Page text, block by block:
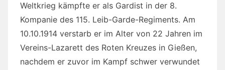
Weltkrieg kämpfte er als Gardist in der 8.
Kompanie des 115. Leib-Garde-Regiments. Am
10.10.1914 verstarb er im Alter von 22 Jahren im
Vereins-Lazarett des Roten Kreuzes in Gießen,
nachdem er zuvor im Kampf schwer verwundet